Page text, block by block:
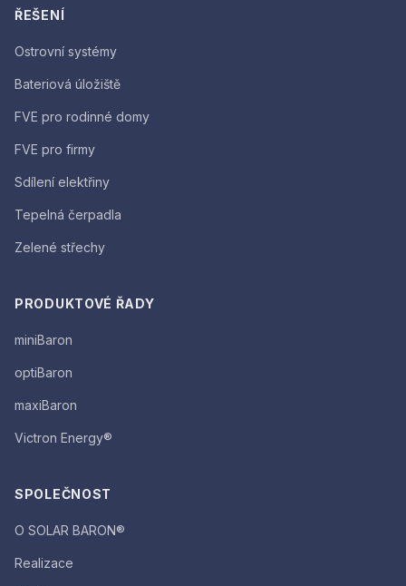
ŘEŠENÍ
Ostrovní systémy
Bateriová úložiště
FVE pro rodinné domy
FVE pro firmy
Sdílení elektřiny
Tepelná čerpadla
Zelené střechy
PRODUKTOVÉ ŘADY
miniBaron
optiBaron
maxiBaron
Victron Energy®
SPOLEČNOST
O SOLAR BARON®
Realizace